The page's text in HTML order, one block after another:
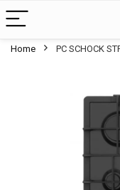
Home PC SCHOCK